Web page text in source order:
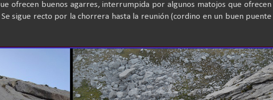
ofrecen buenos agarres, interrumpida por algunos matojos que ofrecen
sigue recto por la chorrera hasta la reunión (cordino en un buen puente